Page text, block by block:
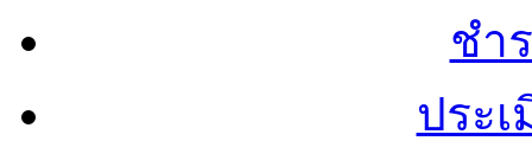
ชำ
ประ